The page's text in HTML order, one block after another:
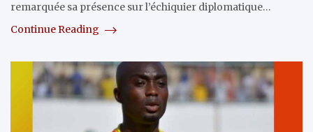
remarquée sa présence sur l’échiquier diplomatique…
Continue Reading